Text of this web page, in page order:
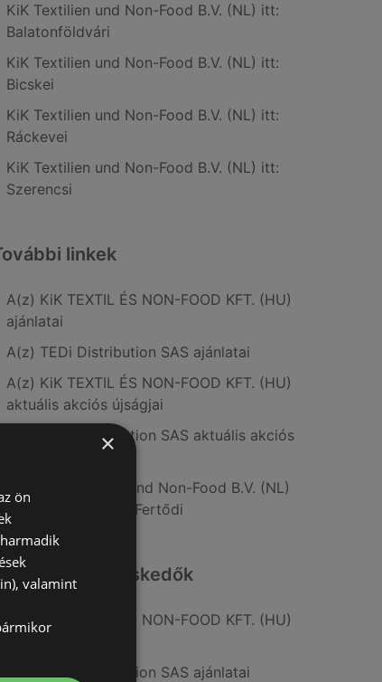
KiK Textilien und Non-Food B.V. (NL) itt:
Balatonföldvári
KiK Textilien und Non-Food B.V. (NL) itt:
Bicskei
KiK Textilien und Non-Food B.V. (NL) itt:
Ráckevei
KiK Textilien und Non-Food B.V. (NL) itt:
Szerencsi
linkek
A(z) KiK TEXTIL ÉS NON-FOOD KFT. (HU)
ajánlatai
A(z) TEDi Distribution SAS ajánlatai
A(z) KiK TEXTIL ÉS NON-FOOD KFT. (HU)
aktuális akciós újságjai
A(z) TEDi Distribution SAS aktuális akciós
A(z) KiK Textilien und Non-Food B.V. (NL)
üzletei itt: Sopron-Fertődi
kiskereskedők
A(z) KiK TEXTIL ÉS NON-FOOD KFT. (HU)
A(z) TEDi Distribution SAS ajánlatai
×
ön
valamint